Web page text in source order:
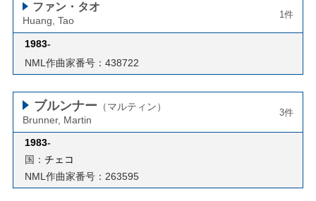
ファン・タオ
Huang, Tao
1件
1983-
NML作曲家番号：438722
ブルンナー （マルティン）
Brunner, Martin
3件
1983-
国： チェコ
NML作曲家番号：263595